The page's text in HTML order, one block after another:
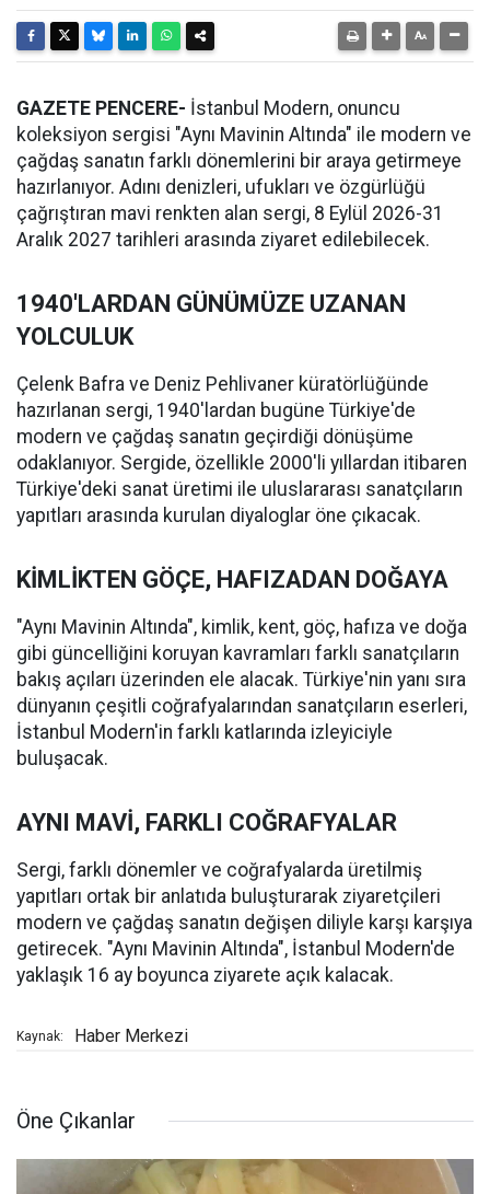
GAZETE PENCERE- İstanbul Modern, onuncu
koleksiyon sergisi "Aynı Mavinin Altında" ile modern ve
çağdaş sanatın farklı dönemlerini bir araya getirmeye
hazırlanıyor. Adını denizleri, ufukları ve özgürlüğü
çağrıştıran mavi renkten alan sergi, 8 Eylül 2026-31
Aralık 2027 tarihleri arasında ziyaret edilebilecek.
1940'LARDAN GÜNÜMÜZE UZANAN
YOLCULUK
Çelenk Bafra ve Deniz Pehlivaner küratörlüğünde
hazırlanan sergi, 1940'lardan bugüne Türkiye'de
modern ve çağdaş sanatın geçirdiği dönüşüme
odaklanıyor. Sergide, özellikle 2000'li yıllardan itibaren
Türkiye'deki sanat üretimi ile uluslararası sanatçıların
yapıtları arasında kurulan diyaloglar öne çıkacak.
KİMLİKTEN GÖÇE, HAFIZADAN DOĞAYA
"Aynı Mavinin Altında", kimlik, kent, göç, hafıza ve doğa
gibi güncelliğini koruyan kavramları farklı sanatçıların
bakış açıları üzerinden ele alacak. Türkiye'nin yanı sıra
dünyanın çeşitli coğrafyalarından sanatçıların eserleri,
İstanbul Modern'in farklı katlarında izleyiciyle
buluşacak.
AYNI MAVİ, FARKLI COĞRAFYALAR
Sergi, farklı dönemler ve coğrafyalarda üretilmiş
yapıtları ortak bir anlatıda buluşturarak ziyaretçileri
modern ve çağdaş sanatın değişen diliyle karşı karşıya
getirecek. "Aynı Mavinin Altında", İstanbul Modern'de
yaklaşık 16 ay boyunca ziyarete açık kalacak.
Kaynak: Haber Merkezi
Öne Çıkanlar